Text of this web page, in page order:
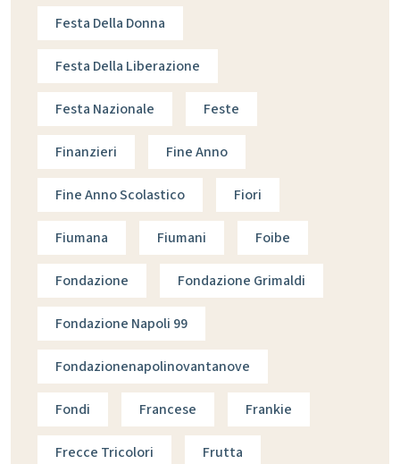
Festa Della Donna
Festa Della Liberazione
Festa Nazionale Feste
Finanzieri Fine Anno
Fine Anno Scolastico Fiori
Fiumana Fiumani Foibe
Fondazione Fondazione Grimaldi
Fondazione Napoli 99
Fondazionenapolinovantanove
Fondi Francese Frankie
Frecce Tricolori Frutta